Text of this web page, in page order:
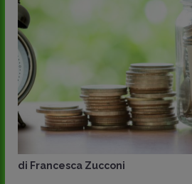
di Francesca Zucconi